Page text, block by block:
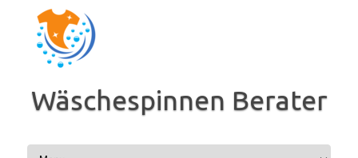
Inhalt
springen
Wäschespinnen Berater